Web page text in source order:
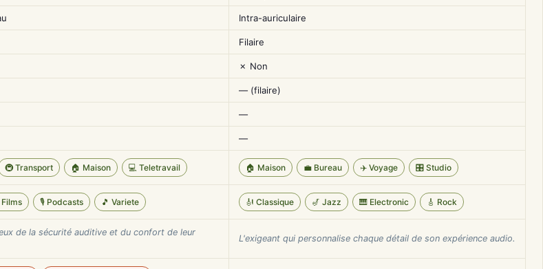
Intra-auriculaire
Filaire
✗ Non
— (filaire)
—
—
🚇 Transport 🏠 Maison 💻 Teletravail 🏠 Maison 💼 Bureau ✈️ Voyage 🎛️ Studio
Films 🎙️ Podcasts 🎵 Variete 🎻 Classique 🎷 Jazz 🎹 Electronic 🎸 Rock
de la sécurité auditive et du confort de leur
L'exigeant qui personnalise chaque détail de son expérience audio.